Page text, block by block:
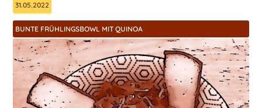
31.05.2022
BUNTE FRÜHLINGSBOWL MIT QUINOA